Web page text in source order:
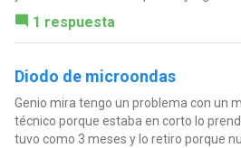
1 respuesta
Diodo de microondas
Genio mira tengo un problema con un
técnico porque estaba en corto lo
tuvo como 3 meses y lo retiro porque